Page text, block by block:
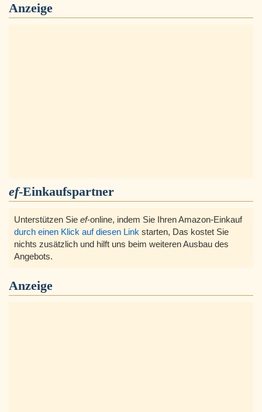
Anzeige
ef-Einkaufspartner
Unterstützen Sie ef-online, indem Sie Ihren Amazon-Einkauf
durch einen Klick auf diesen Link starten, Das kostet Sie
nichts zusätzlich und hilft uns beim weiteren Ausbau des
Angebots.
Anzeige